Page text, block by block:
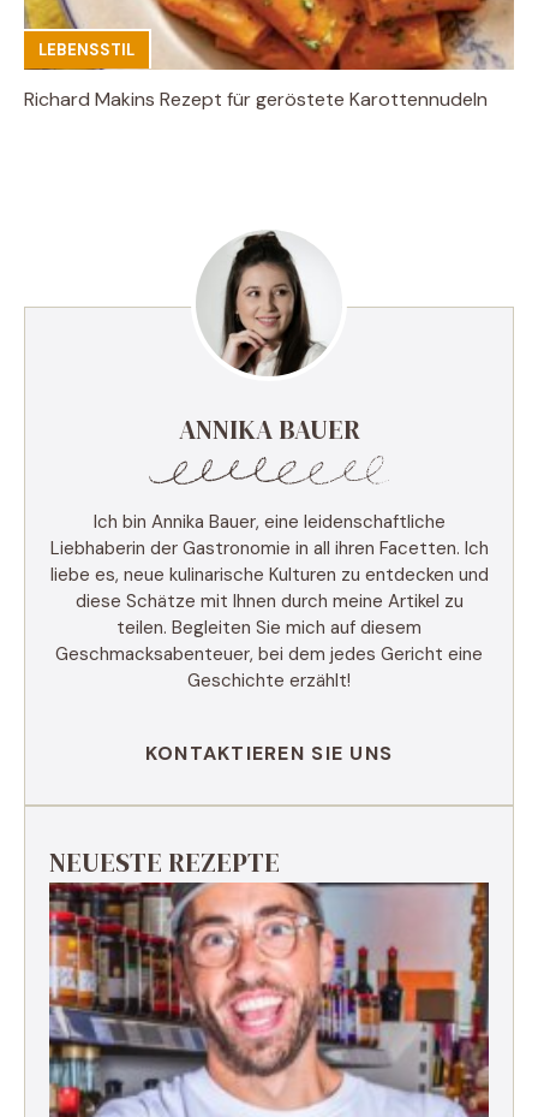
LEBENSSTIL
Richard Makins Rezept für geröstete Karottennudeln
ANNIKA BAUER
Ich bin Annika Bauer, eine leidenschaftliche
Liebhaberin der Gastronomie in all ihren Facetten. Ich
liebe es, neue kulinarische Kulturen zu entdecken und
diese Schätze mit Ihnen durch meine Artikel zu
teilen. Begleiten Sie mich auf diesem
Geschmacksabenteuer, bei dem jedes Gericht eine
Geschichte erzählt!
KONTAKTIEREN SIE UNS
NEUESTE REZEPTE